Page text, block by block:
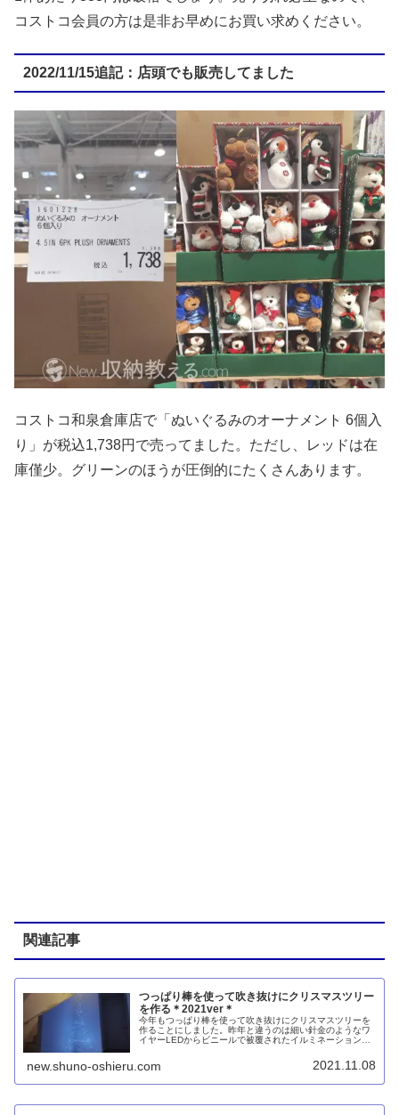
コストコ会員の方は是非お早めにお買い求めください。
2022/11/15追記：店頭でも販売してました
コストコ和泉倉庫店で「ぬいぐるみのオーナメント 6個入
り」が税込1,738円で売ってました。ただし、レッドは在
庫僅少。グリーンのほうが圧倒的にたくさんあります。
関連記事
つっぱり棒を使って吹き抜けにクリスマスツリー
を作る＊2021ver＊
今年もつっぱり棒を使って吹き抜けにクリスマスツリーを
作ることにしました。昨年と違うのは細い針金のようなワ
イヤーLEDからビニールで被覆されたイルミネーションに
方、光量が不足しているように感じられました。
new.shuno-oshieru.com 2021.11.08